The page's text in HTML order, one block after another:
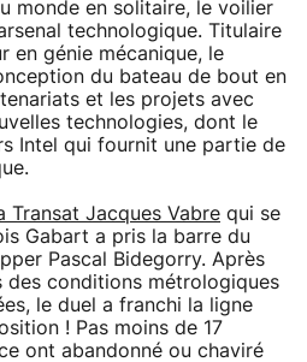
monde en solitaire, le voilier
technologique. Titulaire
en génie mécanique, le
du bateau de bout en
et les projets avec
technologies, dont le
Intel qui fournit une partie de
Transat Jacques Vabre qui se
Gabart a pris la barre du
Pascal Bidegorry. Après
des conditions métrologiques
le duel a franchi la ligne
! Pas moins de 17
ont abandonné ou chaviré